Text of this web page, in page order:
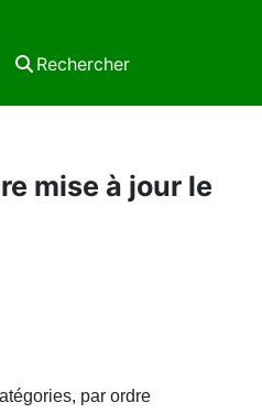
Rechercher
mise à jour le
par ordre